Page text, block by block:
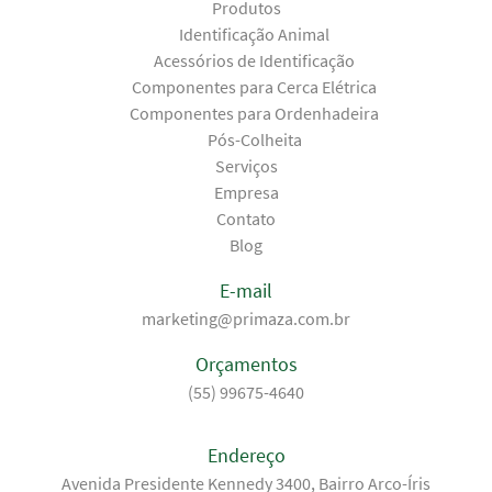
Produtos
Identificação Animal
Acessórios de Identificação
Componentes para Cerca Elétrica
Componentes para Ordenhadeira
Pós-Colheita
Serviços
Empresa
Contato
Blog
E-mail
marketing@primaza.com.br
Orçamentos
(55) 99675-4640
Endereço
Avenida Presidente Kennedy 3400, Bairro Arco-Íris